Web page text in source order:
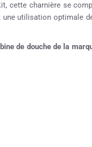
cette charnière se
utilisation optimale
de douche de la